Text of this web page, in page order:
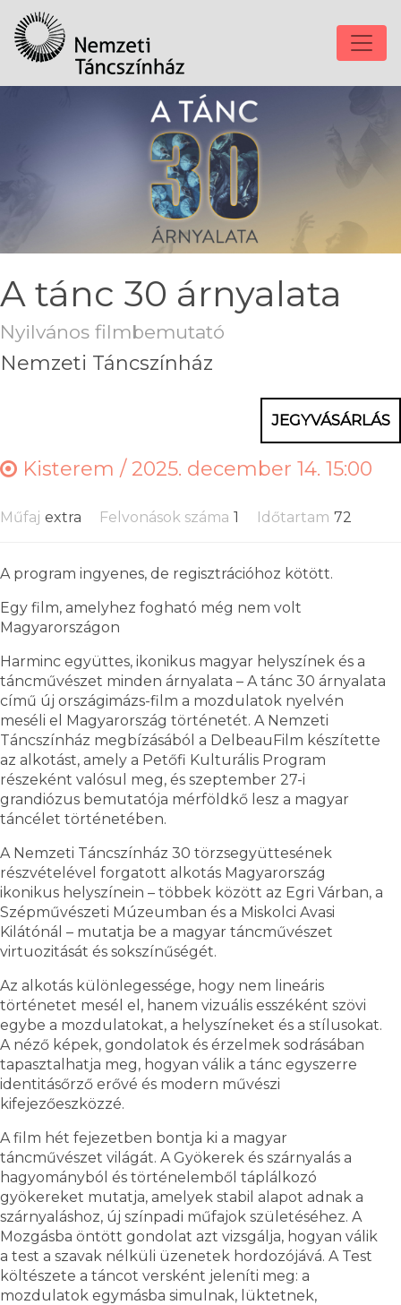
A tánc 30 árnyalata
Nyilvános filmbemutató
Nemzeti Táncszínház
JEGYVÁSÁRLÁS
Kisterem /2025. december 14. 15:00
Műfaj extra Felvonások száma 1 Időtartam 72
A program ingyenes, de regisztrációhoz kötött.
Egy film, amelyhez fogható még nem volt
Magyarországon
Harminc együttes, ikonikus magyar helyszínek és a
táncművészet minden árnyalata – A tánc 30 árnyalata
című új országimázs-film a mozdulatok nyelvén
meséli el Magyarország történetét. A Nemzeti
Táncszínház megbízásából a DelbeauFilm készítette
az alkotást, amely a Petőfi Kulturális Program
részeként valósul meg, és szeptember 27-i
grandiózus bemutatója mérföldkő lesz a magyar
táncélet történetében.
A Nemzeti Táncszínház 30 törzsegyüttesének
részvételével forgatott alkotás Magyarország
ikonikus helyszínein – többek között az Egri Várban, a
Szépművészeti Múzeumban és a Miskolci Avasi
Kilátónál – mutatja be a magyar táncművészet
virtuozitását és sokszínűségét.
Az alkotás különlegessége, hogy nem lineáris
történetet mesél el, hanem vizuális esszéként szövi
egybe a mozdulatokat, a helyszíneket és a stílusokat.
A néző képek, gondolatok és érzelmek sodrásában
tapasztalhatja meg, hogyan válik a tánc egyszerre
identitásőrző erővé és modern művészi
kifejezőeszközzé.
A film hét fejezetben bontja ki a magyar
táncművészet világát. A Gyökerek és szárnyalás a
hagyományból és történelemből táplálkozó
gyökereket mutatja, amelyek stabil alapot adnak a
szárnyaláshoz, új színpadi műfajok születéséhez. A
Mozgásba öntött gondolat azt vizsgálja, hogyan válik
a test a szavak nélküli üzenetek hordozójává. A Test
költészete a táncot versként jeleníti meg: a
mozdulatok egymásba simulnak, lüktetnek,